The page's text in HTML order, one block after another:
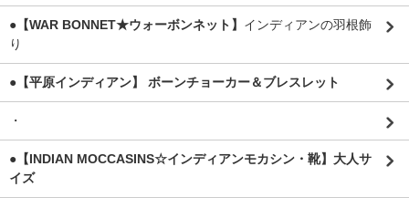
●【WAR BONNET★ウォーボンネット】 インディアンの羽根飾
り
●【平原インディアン】 ボーンチョーカー＆ブレスレット
・
●【INDIAN MOCCASINS☆インディアンモカシン・靴】大人サ
イズ